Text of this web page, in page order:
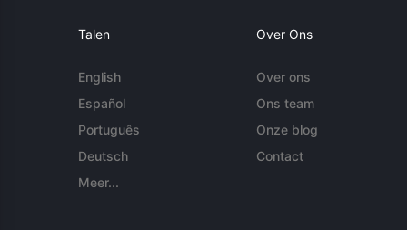
Talen
English
Español
Português
Deutsch
Meer...
Over Ons
Over ons
Ons team
Onze blog
Contact